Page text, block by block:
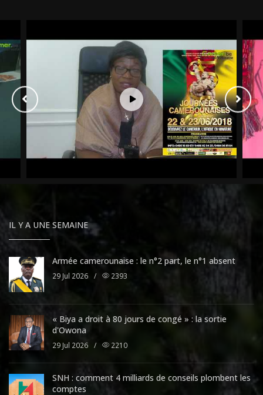
IL Y A UNE SEMAINE
Armée camerounaise : le n°2 part, le n°1 absent
29 Jul 2026 / 2393
« Biya a droit à 80 jours de congé » : la sortie
d'Owona
29 Jul 2026 / 2210
SNH : comment 4 milliards de conseils plombent les
comptes